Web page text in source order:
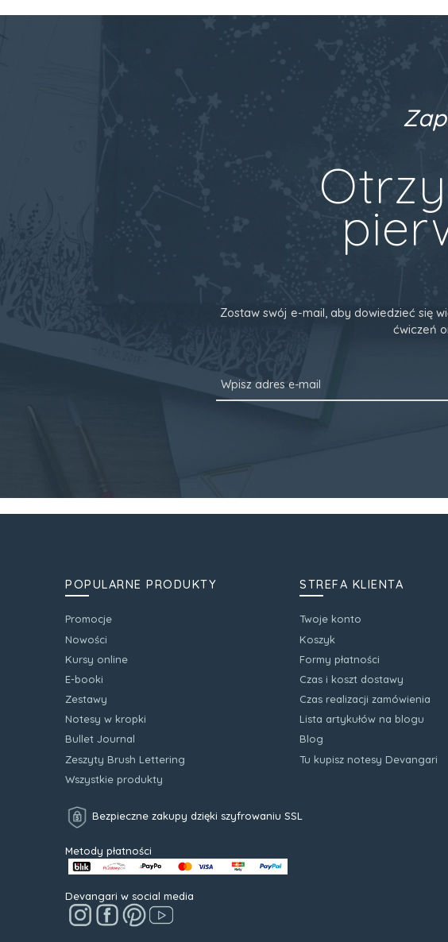
Zostaw swój e-mail, aby dowiedzieć się
ćwiczeń
POPULARNE PRODUKTY
Promocje
Nowości
Kursy online
E-booki
Zestawy
Notesy w kropki
Bullet Journal
Zeszyty Brush Lettering
Wszystkie produkty
STREFA KLIENTA
Twoje konto
Koszyk
Formy płatności
Czas i koszt dostawy
Czas realizacji zamówienia
Lista artykułów na blogu
Blog
Tu kupisz notesy Devangari
Bezpieczne zakupy dzięki szyfrowaniu SSL
Metody płatności
Devangari w social media